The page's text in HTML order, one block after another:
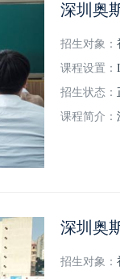
深圳奥
招生对象：
课程设置：
招生状态：
课程简介：
深圳奥
招生对象：